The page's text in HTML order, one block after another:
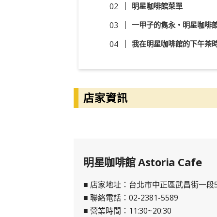
明星咖啡館菜單
一甲子的雋永・ 明星咖啡
我在明星咖啡館的下午茶
店家資訊
明星咖啡館 Astoria Cafe
■ 店家地址：台北市中正區武昌街一段
■ 聯絡電話：02-2381-5589
■ 營業時間：11:30~20:30